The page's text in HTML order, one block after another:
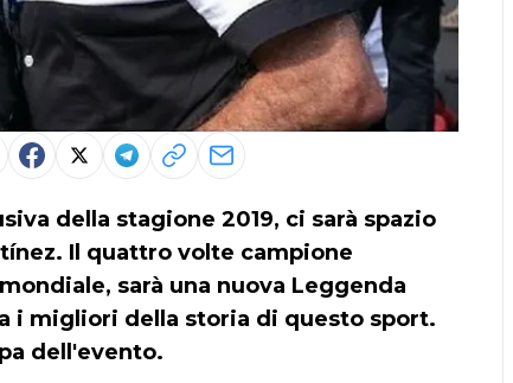
della stagione 2019, ci sarà spazio
. Il quattro volte campione
sarà una nuova Leggenda
i migliori della storia di questo sport.
dell'evento.